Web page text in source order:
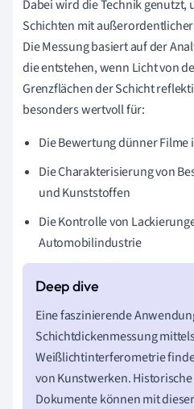
Dabei wird die Technik genutzt,
Schichten mit
Die Messung basiert auf der
die entstehen, wenn Licht von
Grenzflächen der Schicht
besonders wertvoll für:
Die Bewertung dünner
Die Charakterisierung von
und Kunststoffen
Die Kontrolle von
Automobilindustrie
Eine faszinierende
Schichtdickenmessung mittels
Weißlichtinterferometrie
von Kunstwerken.
Dokumente können mit